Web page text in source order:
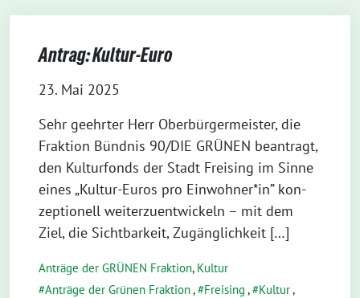
Antrag: Kultur-Euro
23. Mai 2025
Sehr geehr­ter Herr Ober­bür­ger­meis­ter, die
Frak­ti­on Bünd­nis 90/DIE GRÜNEN bean­tragt,
den Kul­tur­fonds der Stadt Frei­sing im Sin­ne
eines „Kul­­tur-Euros pro Einwohner*in” kon­
zep­tio­nell wei­ter­zu­ent­wi­ckeln – mit dem
Ziel, die Sicht­bar­keit, Zugänglichkeit […]
Anträge der GRÜNEN Fraktion, Kultur
Anträge der Grünen Fraktion, Freising , Kultur,